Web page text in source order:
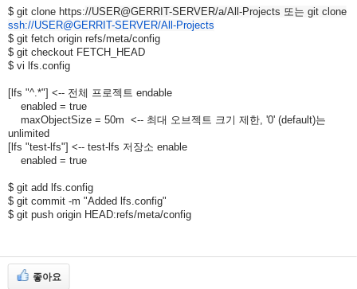
$ git clone https://USER@GERRIT-SERVER/a/All-Projects 또는 git clone
ssh://USER@GERRIT-SERVER/All-Projects
$ git fetch origin refs/meta/config
$ git checkout FETCH_HEAD
$ vi lfs.config
[lfs "^.*"] <-- 전체 프로젝트 endable
enabled = true
maxObjectSize = 50m <-- 최대 오브젝트 크기 제한, '0' (default)는
unlimited
[lfs "test-lfs"] <-- test-lfs 저장소 enable
enabled = true
$ git add lfs.config
$ git commit -m "Added lfs.config"
$ git push origin HEAD:refs/meta/config
좋아요